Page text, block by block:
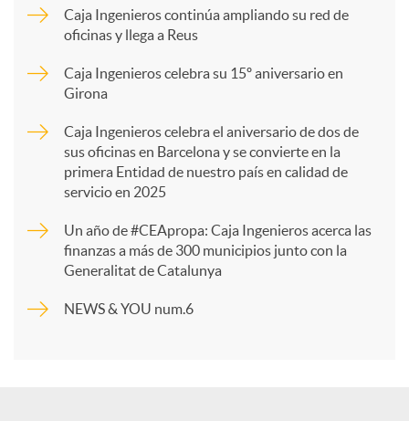
t
Caja Ingenieros continúa ampliando su red de
oficinas y llega a Reus
Caja Ingenieros celebra su 15º aniversario en
Girona
Caja Ingenieros celebra el aniversario de dos de
sus oficinas en Barcelona y se convierte en la
primera Entidad de nuestro país en calidad de
servicio en 2025
Un año de #CEApropa: Caja Ingenieros acerca las
finanzas a más de 300 municipios junto con la
Generalitat de Catalunya
NEWS & YOU num.6